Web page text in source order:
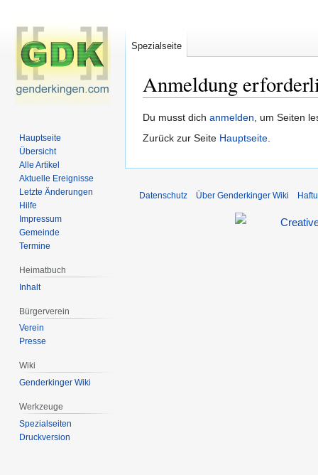
Anmeldung
Zur
Navigation
Zur
Suche
Du musst dich anmelden, um Seiten
Zurück zur Seite Hauptseite.
Spezialseite
Hauptseite
Übersicht
Alle Artikel
Aktuelle Ereignisse
Letzte Änderungen
Hilfe
Impressum
Gemeinde
Termine
Heimatbuch
Inhalt
Bürgerverein
Verein
Presse
Wiki
Genderkinger Wiki
Werkzeuge
Spezialseiten
Druckversion
Datenschutz Über Genderkinger Wiki